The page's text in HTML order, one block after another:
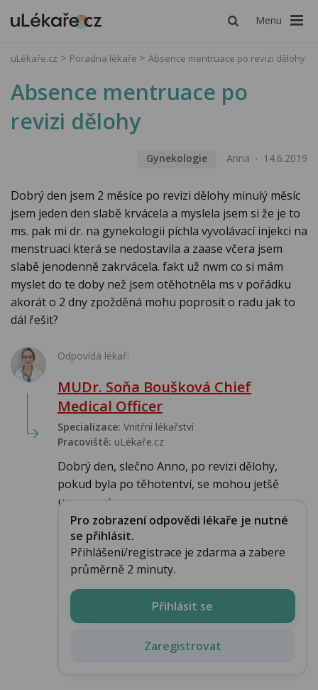
Menu
uLékaře.cz Poradna lékaře Absence mentruace po revizi dělohy
Absence mentruace po
revizi dělohy
Gynekologie Anna 14.6.2019
Dobrý den jsem 2 měsíce po revizi dělohy minulý měsíc
jsem jeden den slabě krvácela a myslela jsem si že je to
ms. pak mi dr. na gynekologii píchla vyvolávací injekci na
menstruaci která se nedostavila a zaase včera jsem
slabě jenodenně zakrvácela. fakt už nwm co si mám
myslet do te doby než jsem otěhotněla ms v pořádku
akorát o 2 dny zpožděná mohu poprosit o radu jak to
dál řešit?
Odpovídá lékař:
MUDr. Soňa Boušková Chief
Medical Officer
Specializace: Vnitřní lékařství
Pracoviště: uLékaře.cz
Dobrý den, slečno Anno, po revizi dělohy,
pokud byla po těhotentví, se mohou jetšě
upravovat ...
Pro zobrazení odpovědi lékaře je nutné
se přihlásit.
Přihlášení/registrace je zdarma a zabere
průměrně 2 minuty.
Přihlásit se
Zaregistrovat